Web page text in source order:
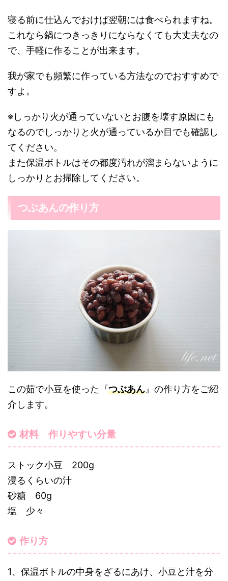
寝る前に仕込んでおけば翌朝には食べられますね。
これなら鍋につきっきりにならなくても大丈夫なの
で、手軽に作ることが出来ます。
我が家でも頻繁に作っている方法なのでおすすめで
すよ。
※しっかり火が通っていないとお腹を壊す原因にも
なるのでしっかりと火が通っているか目でも確認し
てください。
また保温ボトルはその都度汚れが溜まらないように
しっかりとお掃除してください。
つぶあんの作り方
この茹で小豆を使った『つぶあん』の作り方をご紹
介します。
材料 作りやすい分量
ストック小豆 200g
浸るくらいの汁
砂糖 60g
塩 少々
作り方
1、保温ボトルの中身をざるにあけ、小豆と汁を分